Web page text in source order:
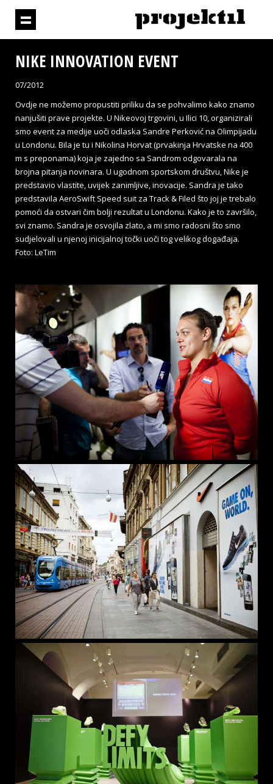
NIKE INNOVATION EVENT
07/2012
Ovdje ne možemo propustiti priliku da se pohvalimo kako znamo
nanjušiti prave projekte. U Nikeovoj trgovini, u Ilici 10, organizirali
smo event za medije uoči odlaska Sandre Perković na Olimpijadu
u Londonu. Bila je tu i Nikolina Horvat (prvakinja Hrvatske na 400
m s preponama) koja je zajedno sa Sandrom odgovarala na
brojna pitanja novinara. U ugodnom sportskom društvu, Nike je
predstavio vlastite, uvijek zanimljive, inovacije. Sandra je tako
predstavila AeroSwift Speed suit za Track & Filed što joj je trebalo
pomoći da ostvari čim bolji rezultat u Londonu. Kako je to završilo,
svi znamo. Sandra je osvojila zlato, a mi smo radosni što smo
sudjelovali u njenoj inicijalnoj točki uoči tog velikog događaja.
Foto: LeTim